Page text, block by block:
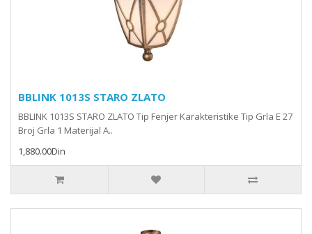
BBLINK 1013S STARO ZLATO
BBLINK 1013S STARO ZLATO Tip Fenjer Karakteristike Tip Grla E 27
Broj Grla 1 Materijal A..
1,880.00Din